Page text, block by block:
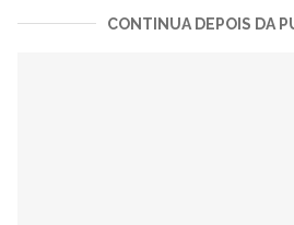
CONTINUA DEPOIS DA